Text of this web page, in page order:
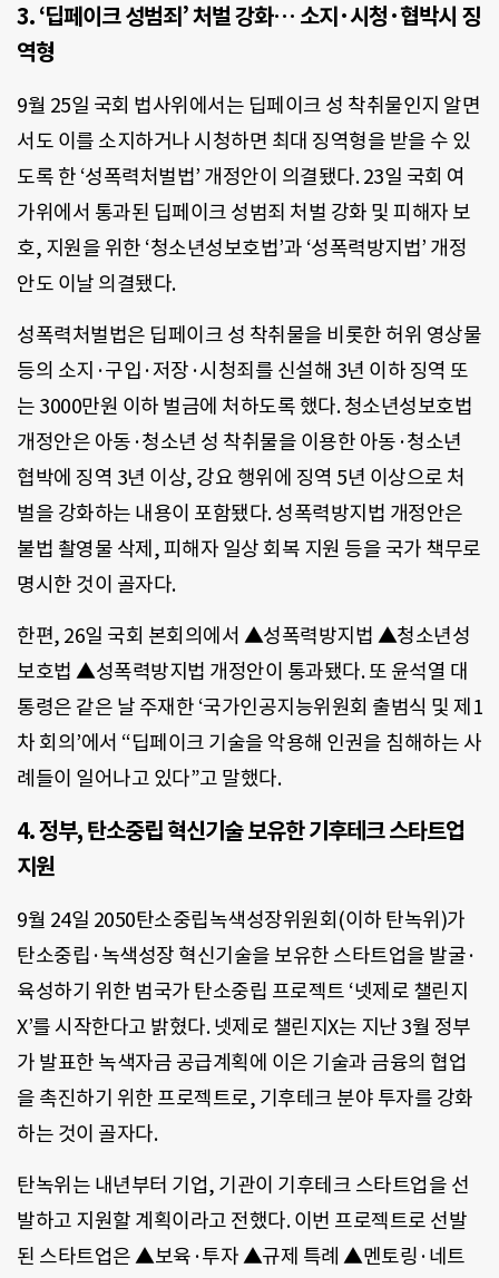
3. ‘딥페이크 성범죄’ 처벌 강화… 소지·시청·협박시 징
역형
9월 25일 국회 법사위에서는 딥페이크 성 착취물인지 알면
서도 이를 소지하거나 시청하면 최대 징역형을 받을 수 있
도록 한 ‘성폭력처벌법’ 개정안이 의결됐다. 23일 국회 여
가위에서 통과된 딥페이크 성범죄 처벌 강화 및 피해자 보
호, 지원을 위한 ‘청소년성보호법’과 ‘성폭력방지법’ 개정
안도 이날 의결됐다.
성폭력처벌법은 딥페이크 성 착취물을 비롯한 허위 영상물
등의 소지·구입·저장·시청죄를 신설해 3년 이하 징역 또
는 3000만원 이하 벌금에 처하도록 했다. 청소년성보호법
개정안은 아동·청소년 성 착취물을 이용한 아동·청소년
협박에 징역 3년 이상, 강요 행위에 징역 5년 이상으로 처
벌을 강화하는 내용이 포함됐다. 성폭력방지법 개정안은
불법 촬영물 삭제, 피해자 일상 회복 지원 등을 국가 책무로
명시한 것이 골자다.
한편, 26일 국회 본회의에서 ▲성폭력방지법 ▲청소년성
보호법 ▲성폭력방지법 개정안이 통과됐다. 또 윤석열 대
통령은 같은 날 주재한 ‘국가인공지능위원회 출범식 및 제1
차 회의’에서 “딥페이크 기술을 악용해 인권을 침해하는 사
례들이 일어나고 있다”고 말했다.
4. 정부, 탄소중립 혁신기술 보유한 기후테크 스타트업
지원
9월 24일 2050탄소중립녹색성장위원회(이하 탄녹위)가
탄소중립·녹색성장 혁신기술을 보유한 스타트업을 발굴·
육성하기 위한 범국가 탄소중립 프로젝트 ‘넷제로 챌린지
X’를 시작한다고 밝혔다. 넷제로 챌린지X는 지난 3월 정부
가 발표한 녹색자금 공급계획에 이은 기술과 금융의 협업
을 촉진하기 위한 프로젝트로, 기후테크 분야 투자를 강화
하는 것이 골자다.
탄녹위는 내년부터 기업, 기관이 기후테크 스타트업을 선
발하고 지원할 계획이라고 전했다. 이번 프로젝트로 선발
된 스타트업은 ▲보육·투자 ▲규제 특례 ▲멘토링·네트